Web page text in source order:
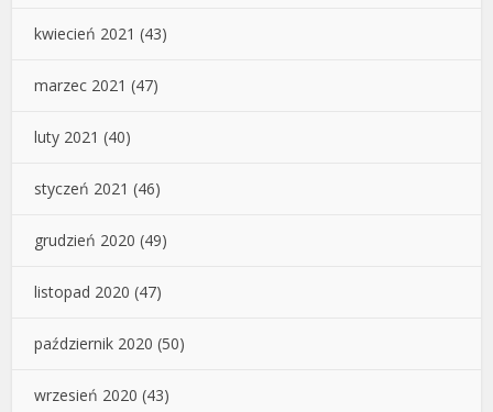
kwiecień 2021 (43)
marzec 2021 (47)
luty 2021 (40)
styczeń 2021 (46)
grudzień 2020 (49)
listopad 2020 (47)
październik 2020 (50)
wrzesień 2020 (43)